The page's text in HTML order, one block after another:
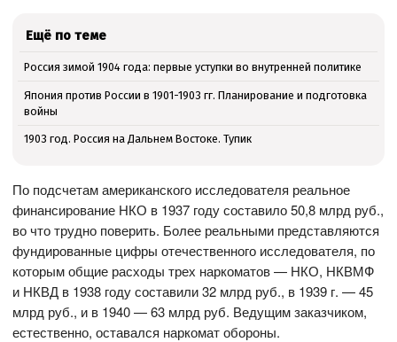
Ещё по теме
Россия зимой 1904 года: первые уступки во внутренней политике
Япония против России в 1901-1903 гг. Планирование и подготовка
войны
1903 год. Россия на Дальнем Востоке. Тупик
По подсчетам американского исследователя реальное
финансирование НКО в 1937 году составило 50,8 млрд руб.,
во что трудно поверить. Более реальными представляются
фундированные цифры отечественного исследователя, по
которым общие расходы трех наркоматов — НКО, НКВМФ
и НКВД в 1938 году составили 32 млрд руб., в 1939 г. — 45
млрд руб., и в 1940 — 63 млрд руб. Ведущим заказчиком,
естественно, оставался наркомат обороны.